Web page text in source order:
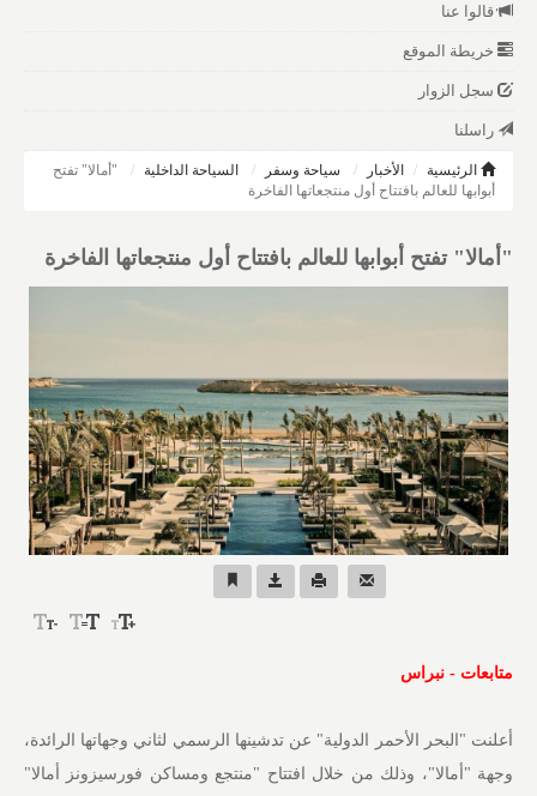
قالوا عنا
خريطة الموقع
سجل الزوار
راسلنا
الرئيسية الأخبار سياحة وسفر السياحة الداخلية
"أمالا" تفتح
أبوابها للعالم بافتتاح أول منتجعاتها الفاخرة
"أمالا" تفتح أبوابها للعالم بافتتاح أول منتجعاتها الفاخرة
متابعات - نبراس
أعلنت "البحر الأحمر الدولية" عن تدشينها الرسمي لثاني وجهاتها الرائدة،
وجهة "أمالا"، وذلك من خلال افتتاح "منتجع ومساكن فورسيزونز أمالا"